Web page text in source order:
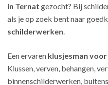
in Ternat gezocht? Bij
als je op zoek bent naar
schilderwerken.
Een ervaren klusjesman
Klussen, verven, behangen,
binnenschilderwerken,